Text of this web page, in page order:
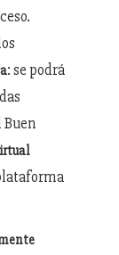
: se podrá